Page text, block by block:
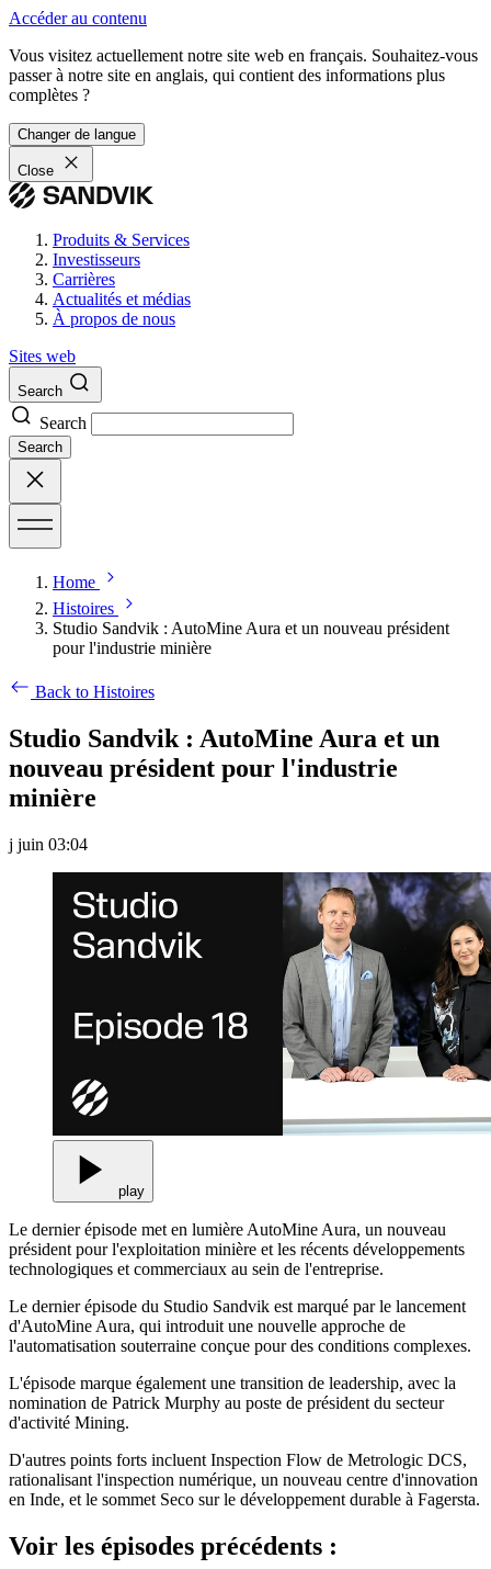
Accéder au contenu
Vous visitez actuellement notre site web en français. Souhaitez-vous
passer à notre site en anglais, qui contient des informations plus
complètes ?
Changer de langue
Close
Produits & Services
Investisseurs
Carrières
Actualités et médias
À propos de nous
Sites web
Search
Search
Search
Home
Histoires
Studio Sandvik : AutoMine Aura et un nouveau président
pour l'industrie minière
Back to Histoires
Studio Sandvik : AutoMine Aura et un
nouveau président pour l'industrie
minière
j juin 03:04
play
Le dernier épisode met en lumière AutoMine Aura, un nouveau
président pour l'exploitation minière et les récents développements
technologiques et commerciaux au sein de l'entreprise.
Le dernier épisode du Studio Sandvik est marqué par le lancement
d'AutoMine Aura, qui introduit une nouvelle approche de
l'automatisation souterraine conçue pour des conditions complexes.
L'épisode marque également une transition de leadership, avec la
nomination de Patrick Murphy au poste de président du secteur
d'activité Mining.
D'autres points forts incluent Inspection Flow de Metrologic DCS,
rationalisant l'inspection numérique, un nouveau centre d'innovation
en Inde, et le sommet Seco sur le développement durable à Fagersta.
Voir les épisodes précédents :